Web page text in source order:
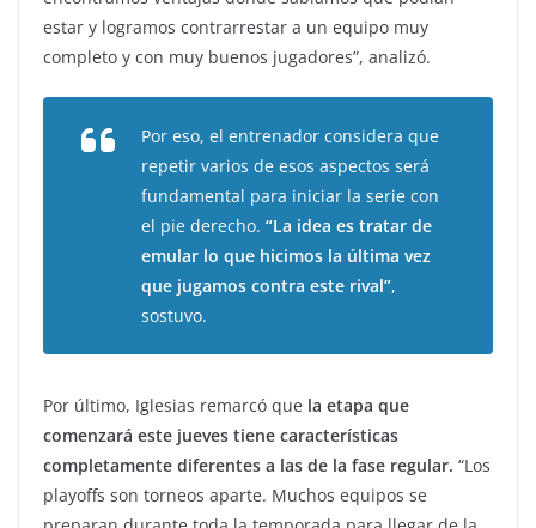
estar y logramos contrarrestar a un equipo muy
completo y con muy buenos jugadores”, analizó.
Por eso, el entrenador considera que
repetir varios de esos aspectos será
fundamental para iniciar la serie con
el pie derecho. “La idea es tratar de
emular lo que hicimos la última vez
que jugamos contra este rival”,
sostuvo.
Por último, Iglesias remarcó que la etapa que
comenzará este jueves tiene características
completamente diferentes a las de la fase regular. “Los
playoffs son torneos aparte. Muchos equipos se